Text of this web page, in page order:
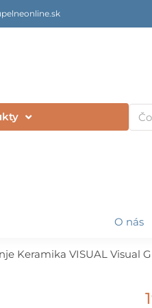
O nás
Keramika VISUAL Visual